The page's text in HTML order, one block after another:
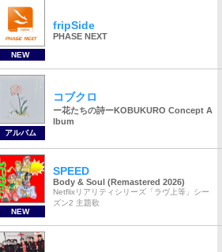
NEW
fripSide
PHASE NEXT
アルバム
コブクロ
ー花たちの詩ーKOBUKURO Concept A
lbum
NEW
SPEED
Body & Soul (Remastered 2026)
Netflixリアリティシリーズ「ラヴ上等」シー
ズン2 主題歌